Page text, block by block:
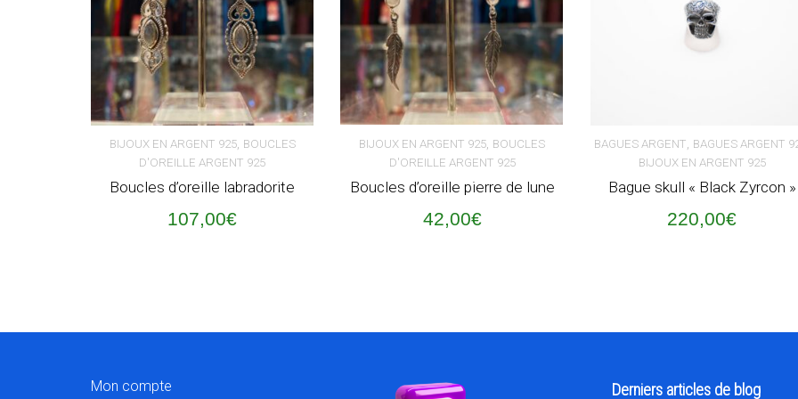
BIJOUX EN ARGENT 925, BOUCLES
D'OREILLE ARGENT 925
Boucles d’oreille labradorite
107,00€
BIJOUX EN ARGENT 925, BOUCLES
D'OREILLE ARGENT 925
Boucles d’oreille pierre de lune
42,00€
BAGUES ARGENT, BAGUES ARGENT
BIJOUX EN ARGENT 925
Bague skull « Black Zyrcon »
220,00€
Mon compte Derniers articles de blog